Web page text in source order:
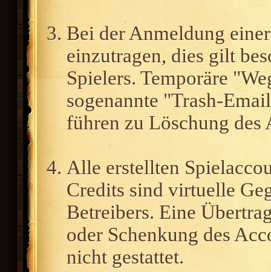
Bei der Anmeldung
einzutragen, dies gilt
Spielers. Temporäre
sogenannte "Trash-
führen zu Löschung des
Alle erstellten
Credits sind virtuelle
Betreibers. Eine
oder Schenkung des
nicht gestattet.